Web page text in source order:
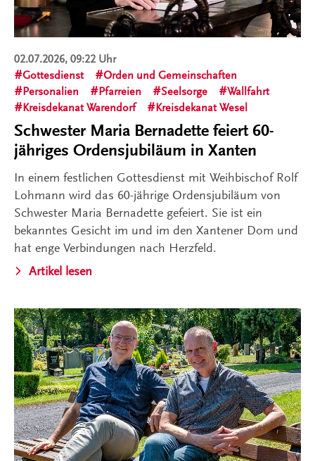
02.07.2026, 09:22 Uhr
Gottesdienst
Orden und Gemeinschaften
Personalien
Pfarreien Seelsorge
Wallfahrt
Kreisdekanat Warendorf
Kreisdekanat Wesel
Schwester Maria Bernadette feiert 60-
jähriges Ordensjubiläum in Xanten
In einem festlichen Gottesdienst mit Weihbischof Rolf
Lohmann wird das 60-jährige Ordensjubiläum von
Schwester Maria Bernadette gefeiert. Sie ist ein
bekanntes Gesicht im und im den Xantener Dom und
hat enge Verbindungen nach Herzfeld.
Artikel lesen